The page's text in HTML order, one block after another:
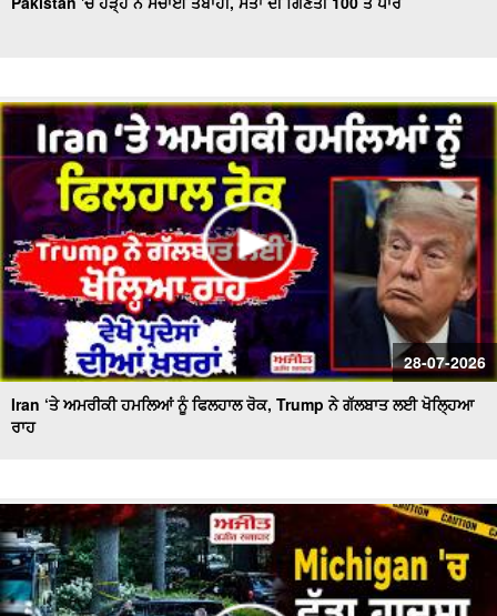
28-07-2026
Iran ‘ਤੇ ਅਮਰੀਕੀ ਹਮਲਿਆਂ ਨੂੰ ਫਿਲਹਾਲ ਰੋਕ, Trump ਨੇ ਗੱਲਬਾਤ ਲਈ ਖੋਲ੍ਹਿਆ
ਰਾਹ